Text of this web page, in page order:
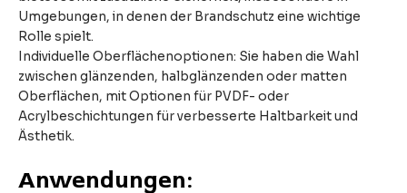
Umgebungen, in denen der Brandschutz eine wichtige
Rolle spielt.
Individuelle Oberflächenoptionen: Sie haben die Wahl
zwischen glänzenden, halbglänzenden oder matten
Oberflächen, mit Optionen für PVDF- oder
Acrylbeschichtungen für verbesserte Haltbarkeit und
Ästhetik.
Anwendungen: